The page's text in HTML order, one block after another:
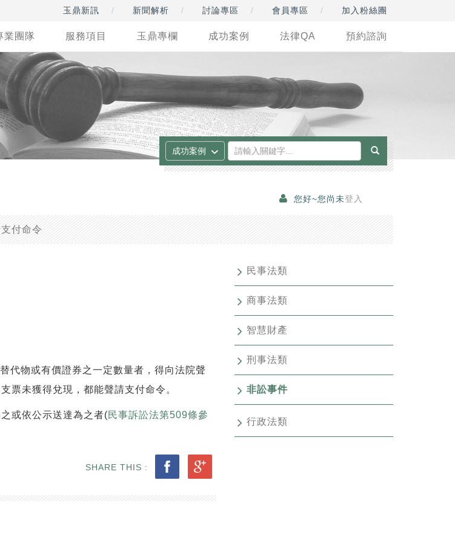
玉鼎新訊 新聞解析 討論專區 會員專區 加入粉絲團
業團隊 服務項目 玉鼎專欄 成功案例 法律QA 預約諮詢
您好~您尚未登入
付命令
代物或有價證券之一定數量者，得向法院聲
票未獲得兌現，都能聲請支付命令。
或依公示送達為之者(民事訴訟法第509條參
SHARE THIS :
民事法類
商事法類
智慧財產
刑事法類
非訟事件
行政法類